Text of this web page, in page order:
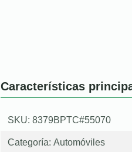
Características
SKU: 8379BPTC#55070
Categoría: Automóviles